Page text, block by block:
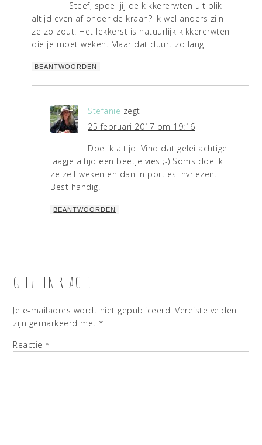
Steef, spoel jij de kikkererwten uit blik
altijd even af onder de kraan? Ik wel anders zijn
ze zo zout. Het lekkerst is natuurlijk kikkererwten
die je moet weken. Maar dat duurt zo lang.
BEANTWOORDEN
Stefanie zegt
25 februari 2017 om 19:16
Doe ik altijd! Vind dat gelei achtige
laagje altijd een beetje vies ;-) Soms doe ik
ze zelf weken en dan in porties invriezen.
Best handig!
BEANTWOORDEN
GEEF EEN REACTIE
Je e-mailadres wordt niet gepubliceerd. Vereiste velden
zijn gemarkeerd met*
Reactie*